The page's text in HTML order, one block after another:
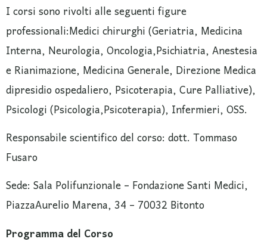
I corsi sono rivolti alle seguenti figure
professionali:Medici chirurghi (Geriatria, Medicina
Interna, Neurologia, Oncologia,Psichiatria, Anestesia
e Rianimazione, Medicina Generale, Direzione Medica
dipresidio ospedaliero, Psicoterapia, Cure Palliative),
Psicologi (Psicologia,Psicoterapia), Infermieri, OSS.
Responsabile scientifico del corso: dott. Tommaso
Fusaro
Sede: Sala Polifunzionale – Fondazione Santi Medici,
PiazzaAurelio Marena, 34 – 70032 Bitonto
Programma del Corso